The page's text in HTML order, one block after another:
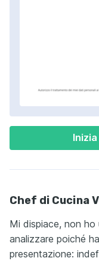
Chef di Cucina
Mi dispiace, non
analizzare poiché
presentazione: